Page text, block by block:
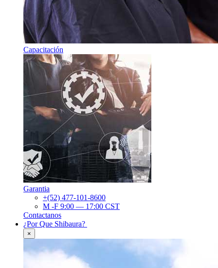
Capacitación
Garantia
+(52) 477-101-8600
M -F 9:00 — 17:00 CST
Contactanos
¿Por Que Shibaura?
×